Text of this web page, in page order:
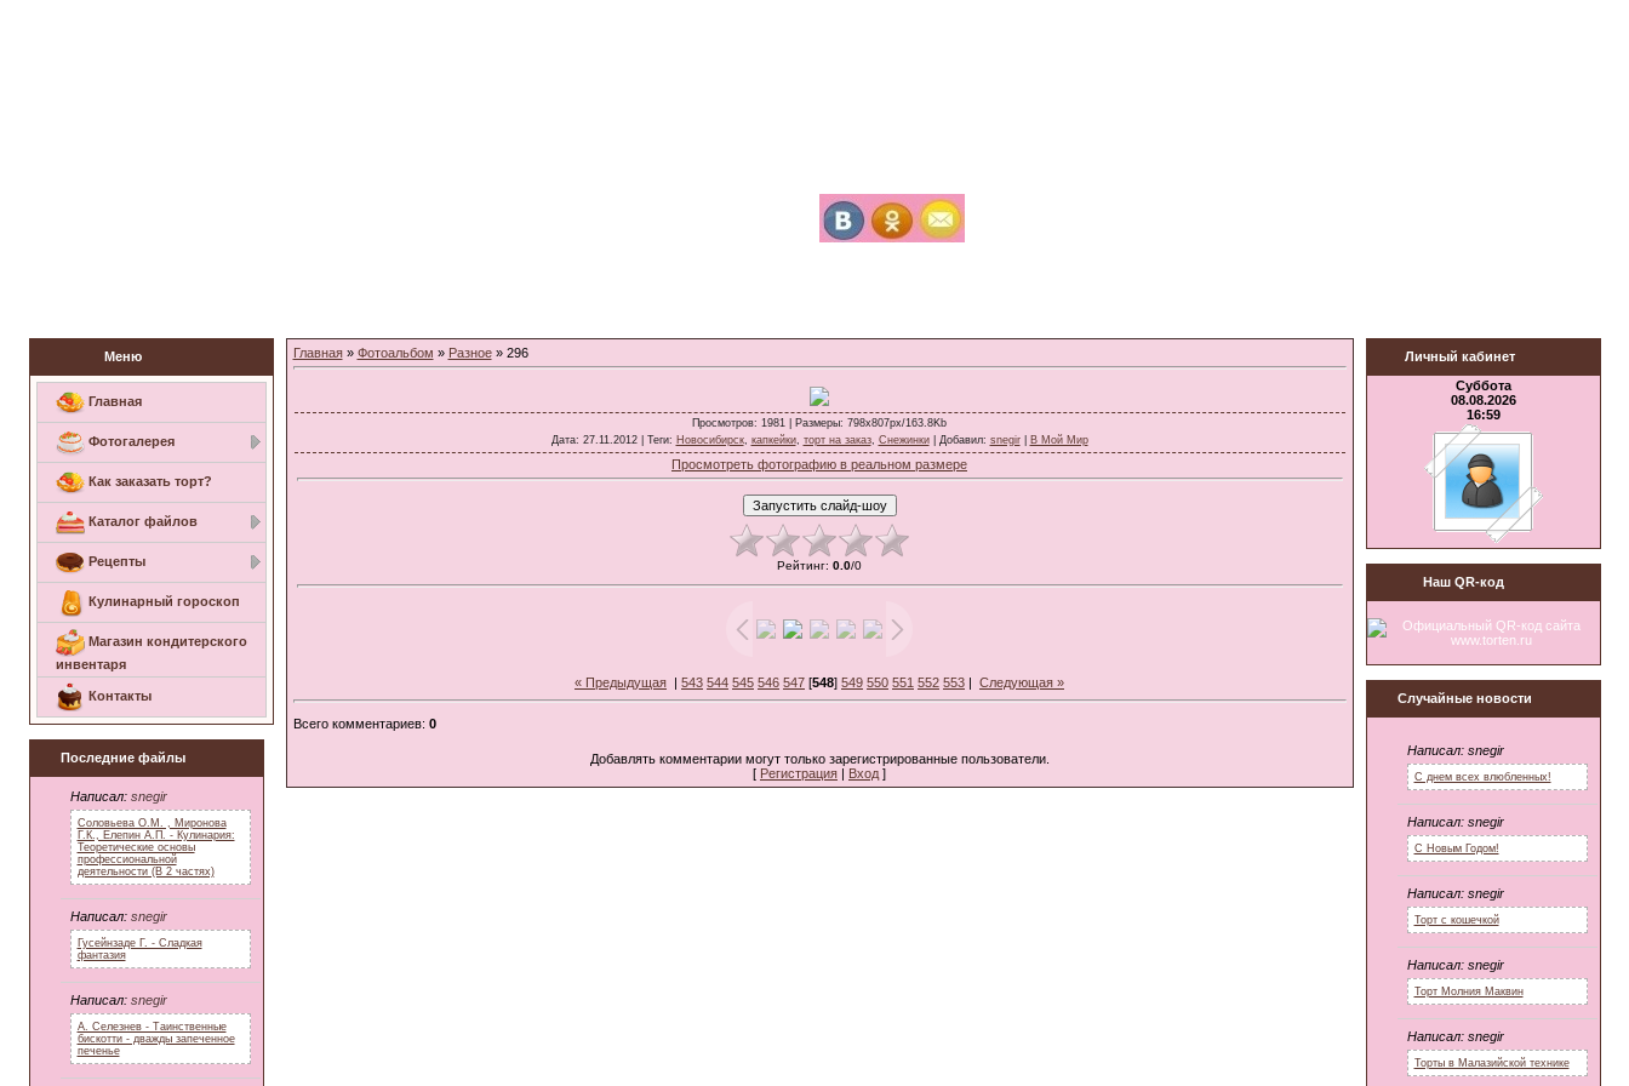
Меню
Главная
Фотогалерея
Как заказать торт?
Каталог файлов
Рецепты
Кулинарный гороскоп
Магазин кондитерского
инвентаря
Контакты
Последние файлы
Написал: snegir
Соловьева О.М. , Миронова
Г.К., Елепин А.П. - Кулинария:
Теоретические основы
профессиональной
деятельности (В 2 частях)
Написал: snegir
Гусейнзаде Г. - Сладкая
фантазия
Написал: snegir
А. Селезнев - Таинственные
бискотти - дважды запеченное
печенье
Главная» Фотоальбом » Разное» 296
Просмотров: 1981 | Размеры: 798x807px/163.8Kb
Дата: 27.11.2012 | Теги: Новосибирск, капкейки, торт на заказ, Снежинки| Добавил: snegir| В Мой Мир
Просмотреть фотографию в реальном размере
Рейтинг: 0.0/0
« Предыдущая | 543 544 545 546 547 [548] 549 550 551 552 553 | Следующая »
Всего комментариев: 0
Добавлять комментарии могут только зарегистрированные пользователи.
[ Регистрация Вход ]
Личный кабинет
Суббота
08.08.2026
16:59
Наш QR-код
Случайные новости
Написал: snegir
С днем всех влюбленных!
Написал: snegir
С Новым Годом!
Написал: snegir
Торт с кошечкой
Написал: snegir
Торт Молния Маквин
Написал: snegir
Торты в Малазийской технике